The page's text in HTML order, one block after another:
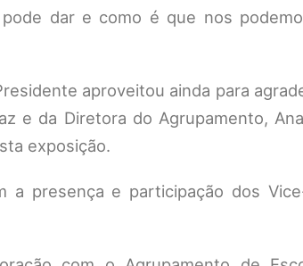
dar e como é que nos
aproveitou ainda para
e da Diretora do Agrupamento,
exposição.
a presença e participação dos